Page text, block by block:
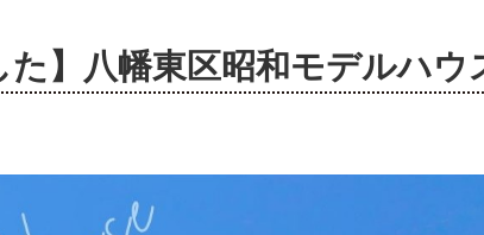
た】八幡東区昭和モデルハ